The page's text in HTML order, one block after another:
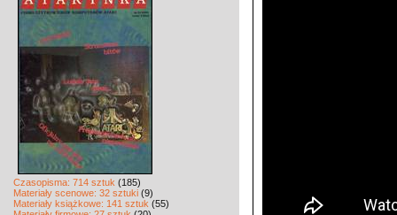
Czasopisma: 714 sztuk (185)
Materiały scenowe: 32 sztuki (9)
Materiały książkowe: 141 sztuk (55)